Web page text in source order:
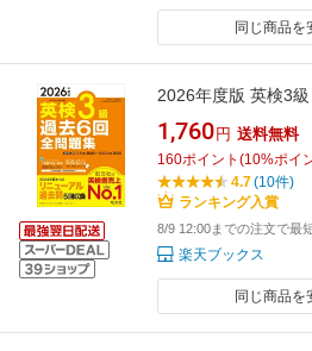
同じ商品を
2026年度版 英検3
1,760 円 送料無料
160ポイント (10%ポイ
4.7(10件)
ランキング入賞
8/9 12:00までの注文で最
楽天ブックス
同じ商品を